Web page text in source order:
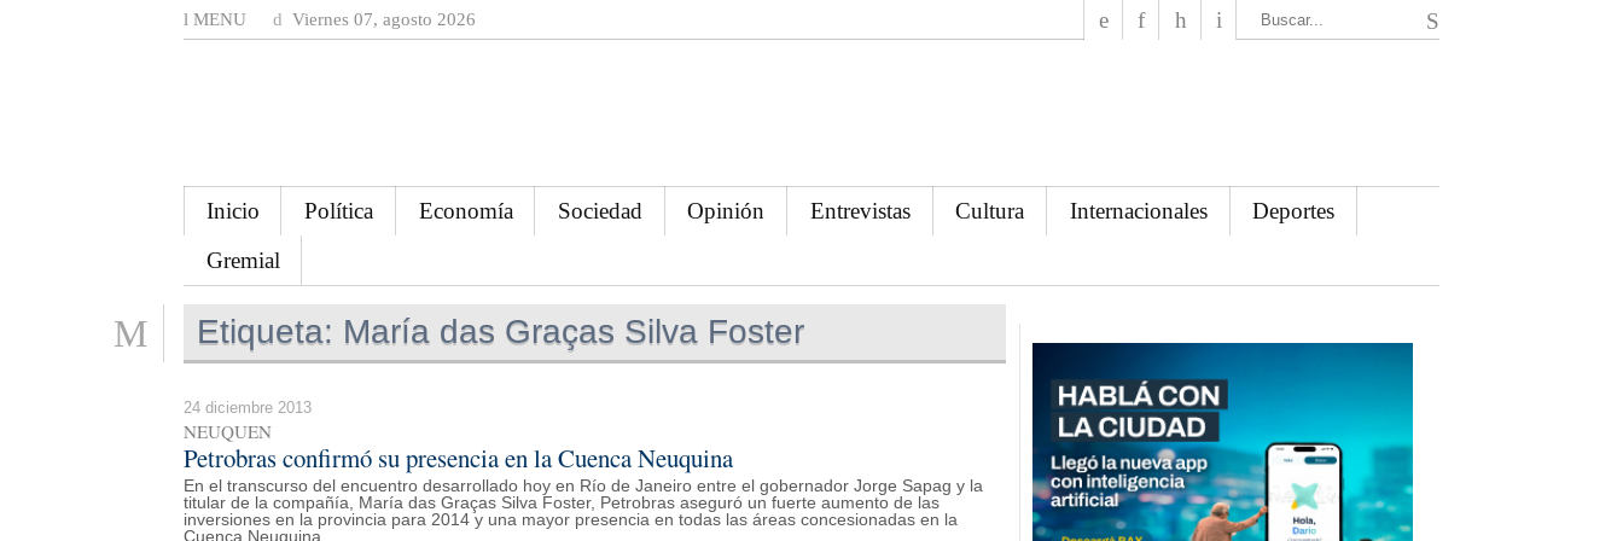
MENU Viernes 07, agosto 2026
Inicio Política Economía Sociedad Opinión Entrevistas Cultura Internacionales
Deportes
Gremial
Etiqueta: María das Graças Silva Foster
24 diciembre 2013
NEUQUEN
Petrobras confirmó su presencia en la Cuenca Neuquina
En el transcurso del encuentro desarrollado hoy en Río de Janeiro entre el gobernador Jorge Sapag y la
titular de la compañía, María das Graças Silva Foster, Petrobras aseguró un fuerte aumento de las
inversiones en la provincia para 2014 y una mayor presencia en todas las áreas concesionadas en la
Cuenca Neuquina.